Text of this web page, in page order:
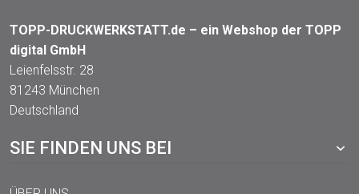
TOPP-DRUCKWERKSTATT.de – ein Webshop der TOPP
digital GmbH
Leienfelsstr. 28
81243 München
Deutschland
SIE FINDEN UNS BEI